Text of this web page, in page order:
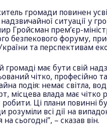
громади повинен
ситуації у
Гройсман прем’єр-
безпекового форуму,
та перспективам
громаді має бути свій
чітко, професійно
подія: немає світла,
місцева влада має чітко
робити. Ці плани повинні
розуміли всі дії на
сьогодні”, – сказав він.